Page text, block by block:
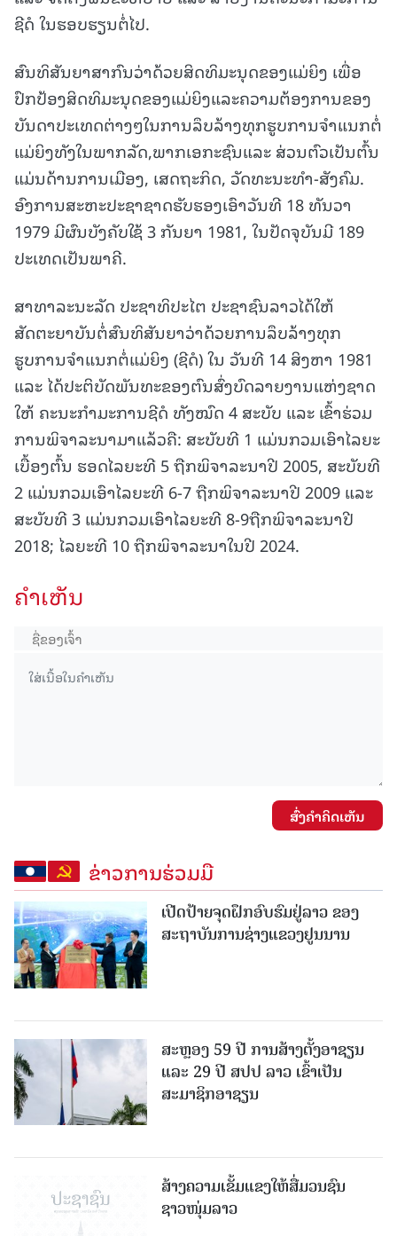
ຊີດໍ ໃນຮອບຮຽນຕໍ່ໄປ.
ສົນທິສັນຍາສາກົນວ່າດ້ວຍສິດທິມະນຸດຂອງແມ່ຍິງ ເພື່ອ
ປົກປ້ອງສິດທິມະນຸດຂອງແມ່ຍິງແລະຄວາມຕ້ອງການຂອງ
ບັນດາປະເທດຕ່າງໆໃນການລຶບລ້າງທຸກຮູບການຈຳແນກຕໍ່
ແມ່ຍິງທັງໃນພາກລັດ,ພາກເອກະຊົນແລະ ສ່ວນຕົວເປັນຕົ້ນ
ແມ່ນດ້ານການເມືອງ, ເສດຖະກິດ, ວັດທະນະທໍາ-ສັງຄົມ.
ອົງການສະຫະປະຊາຊາດຮັບຮອງເອົາວັນທີ 18 ທັນວາ
1979 ມີຜົນບັງຄັບໃຊ້ 3 ກັນຍາ 1981, ໃນປັດຈຸບັນມີ 189
ປະເທດເປັນພາຄີ.
ສາທາລະນະລັດ ປະຊາທິປະໄຕ ປະຊາຊົນລາວໄດ້ໃຫ້
ສັດຕະຍາບັນຕໍ່ສົນທິສັນຍາວ່າດ້ວຍການລຶບລ້າງທຸກ
ຮູບການຈຳແນກຕໍ່ແມ່ຍິງ (ຊີດໍ) ໃນ ວັນທີ 14 ສິງຫາ 1981
ແລະ ໄດ້ປະຕິບັດພັນທະຂອງຕົນສົ່ງບົດລາຍງານແຫ່ງຊາດ
ໃຫ້ ຄະນະກຳມະການຊີດໍ ທັງໝົດ 4 ສະບັບ ແລະ ເຂົ້າຮ່ວມ
ການພິຈາລະນາມາແລ້ວຄື: ສະບັບທີ 1 ແມ່ນກວມເອົາໄລຍະ
ເບື້ອງຕົ້ນ ຮອດໄລຍະທີ 5 ຖືກພິຈາລະນາປີ 2005, ສະບັບທີ
2 ແມ່ນກວມເອົາໄລຍະທີ 6-7 ຖືກພິຈາລະນາປີ 2009 ແລະ
ສະບັບທີ 3 ແມ່ນກວມເອົາໄລຍະທີ 8-9ຖືກພິຈາລະນາປີ
2018; ໄລຍະທີ 10 ຖືກພິຈາລະນາໃນປີ 2024.
ຄໍາເຫັນ
ສົ່ງຄໍາຄິດເຫັນ
ຂ່າວການຮ່ວມມື
ເປີດປ້າຍຈຸດຝຶກອົບຮົມຢູ່ລາວ ຂອງ
ສະຖາບັນການຊ່າງແຂວງຢູນນານ
ສະຫຼອງ 59 ປີ ການສ້າງຕັ້ງອາຊຽນ
ແລະ 29 ປີ ສປປ ລາວ ເຂົ້າເປັນ
ສະມາຊິກອາຊຽນ
ສ້າງຄວາມເຂັ້ມແຂງໃຫ້ສື່ມວນຊົນ
ຊາວໜຸ່ມລາວ